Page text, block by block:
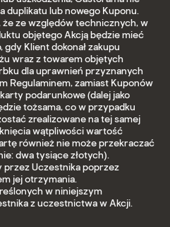
duplikatu lub nowego Kuponu.
ze względów technicznych, w
objętego Akcją będzie mieć
Klient dokonał zakupu
wraz z towarem objętych
dla uprawnień przyznanych
Regulaminem, zamiast Kuponów
podarunkowe (dalej jako
tożsama, co w przypadku
zrealizowane na tej samej
wątpliwości wartość
również nie może przekraczać
dwa tysiące złotych).
przez Uczestnika poprzez
jej otrzymania.
w niniejszym
z uczestnictwa w Akcji.